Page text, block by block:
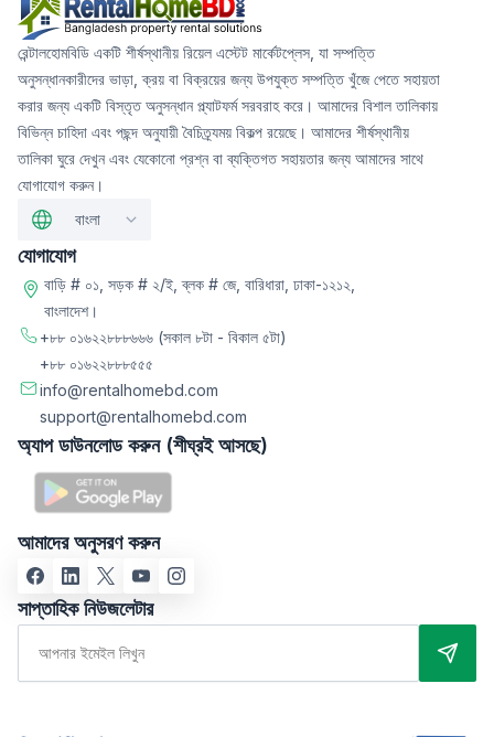
রেন্টালহোমবিডি একটি শীর্ষস্থানীয় রিয়েল এস্টেট মার্কেটপ্লেস, যা সম্পত্তি
অনুসন্ধানকারীদের ভাড়া, ক্রয় বা বিক্রয়ের জন্য উপযুক্ত সম্পত্তি খুঁজে পেতে সহায়তা
করার জন্য একটি বিস্তৃত অনুসন্ধান প্ল্যাটফর্ম সরবরাহ করে। আমাদের বিশাল তালিকায়
বিভিন্ন চাহিদা এবং পছন্দ অনুযায়ী বৈচিত্র্যময় বিকল্প রয়েছে। আমাদের শীর্ষস্থানীয়
তালিকা ঘুরে দেখুন এবং যেকোনো প্রশ্ন বা ব্যক্তিগত সহায়তার জন্য আমাদের সাথে
যোগাযোগ করুন।
বাংলা
যোগাযোগ
বাড়ি # ০১, সড়ক # ২/ই, ব্লক # জে, বারিধারা, ঢাকা-১২১২,
বাংলাদেশ।
+৮৮ ০১৬২২৮৮৮৬৬৬ (সকাল ৮টা - বিকাল ৫টা)
+৮৮ ০১৬২২৮৮৮৫৫৫
info@rentalhomebd.com
support@rentalhomebd.com
অ্যাপ ডাউনলোড করুন (শীঘ্রই আসছে)
আমাদের অনুসরণ করুন
সাপ্তাহিক নিউজলেটার